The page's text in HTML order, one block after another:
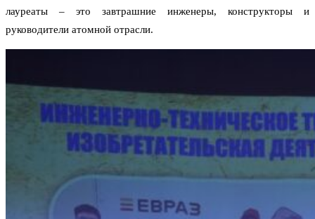
лауреаты – это завтрашние инженеры, конструкторы и
руководители атомной отрасли.